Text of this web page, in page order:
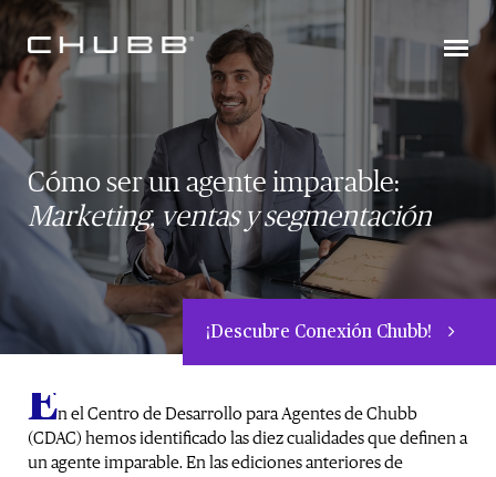
Cómo ser un agente imparable:
Marketing, ventas y segmentación
¡Descubre Conexión Chubb!
En el Centro de Desarrollo para Agentes de Chubb
(CDAC) hemos identificado las diez cualidades que definen a
un agente imparable. En las ediciones anteriores de